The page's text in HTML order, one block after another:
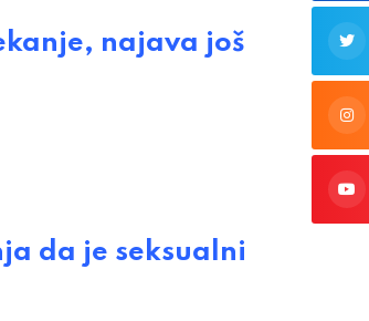
najava još
da je seksualni